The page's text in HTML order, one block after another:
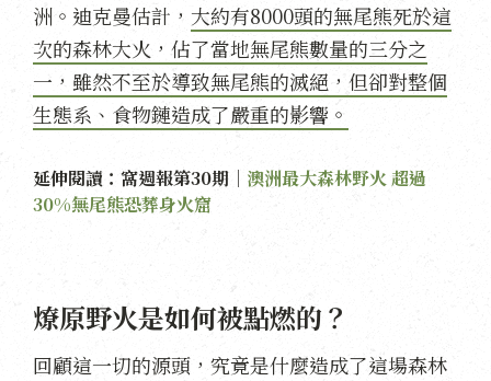
洲。迪克曼估計， 大約有8000頭的無尾熊死於這
次的森林大火，佔了當地無尾熊數量的三分之
一，雖然不至於導致無尾熊的滅絕，但卻對整個
生態系、食物鏈造成了嚴重的影響。
延伸閱讀：窩週報第30期｜ 澳洲最大森林野火 超過
30%無尾熊恐葬身火窟
燎原野火是如何被點燃的？
回顧這一切的源頭，究竟是什麼造成了這場森林